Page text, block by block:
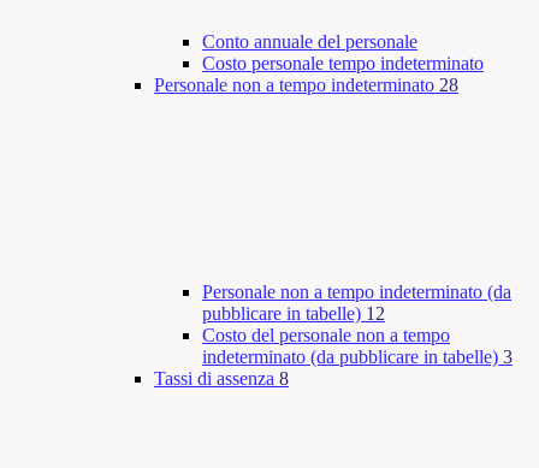
Conto annuale del personale
Costo personale tempo indeterminato
Personale non a tempo indeterminato 28
Personale non a tempo indeterminato (da
pubblicare in tabelle) 12
Costo del personale non a tempo
indeterminato (da pubblicare in tabelle) 3
Tassi di assenza 8